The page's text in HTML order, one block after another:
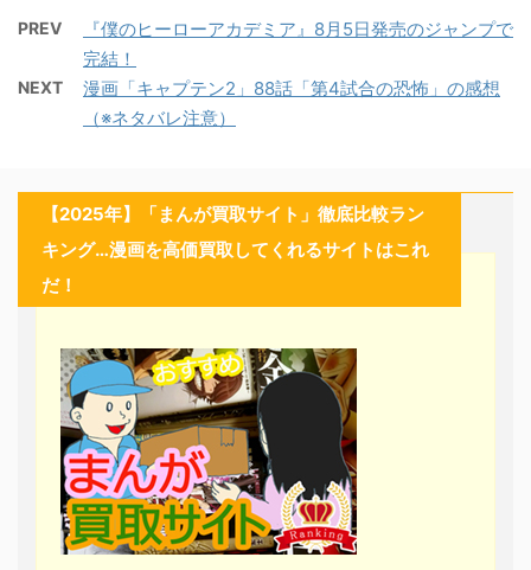
PREV
『僕のヒーローアカデミア』8月5日発売のジャンプで
完結！
NEXT
漫画「キャプテン2」88話「第4試合の恐怖」の感想
（※ネタバレ注意）
【2025年】「まんが買取サイト」徹底比較ラン
キング…漫画を高価買取してくれるサイトはこれ
だ！